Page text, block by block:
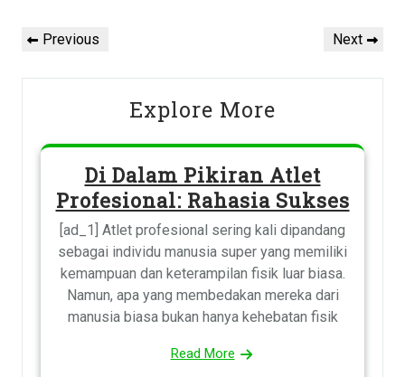
navigation
Previous
Previous
Next
Next
Explore More
Di Dalam Pikiran Atlet
Profesional: Rahasia Sukses
[ad_1] Atlet profesional sering kali dipandang
sebagai individu manusia super yang memiliki
kemampuan dan keterampilan fisik luar biasa.
Namun, apa yang membedakan mereka dari
manusia biasa bukan hanya kehebatan fisik
Read More